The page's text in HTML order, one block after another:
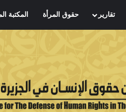
تقارير حقوق المرأة المكتبة